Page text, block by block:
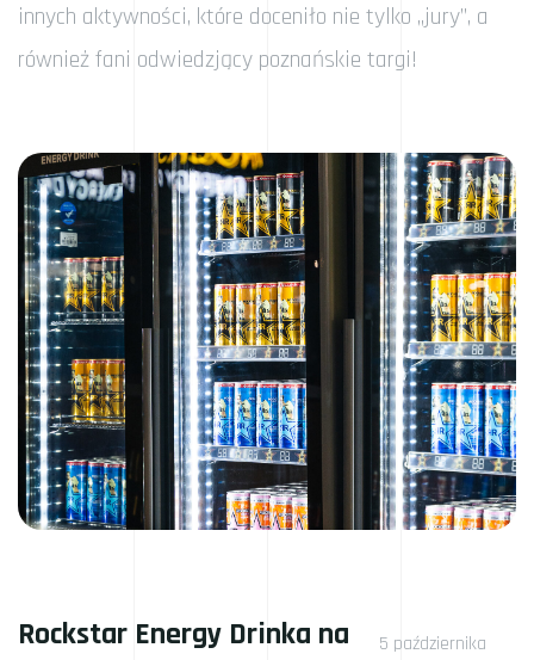
innych aktywności, które doceniło nie tylko „jury”, a
również fani odwiedzjący poznańskie targi!
Rockstar Energy Drinka na
5 października